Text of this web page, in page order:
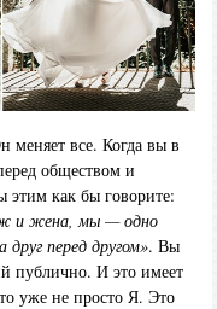
меняет все. Когда вы в
обществом и
этим как бы говорите:
и жена, мы — одно
перед другом». Вы
публично. И это имеет
уже не просто Я. Это